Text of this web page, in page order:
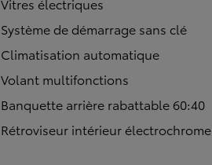
Système de démarrage sans clé
Climatisation automatique
Volant multifonctions
Banquette arrière rabattable 60:40
Rétroviseur intérieur électrochrome